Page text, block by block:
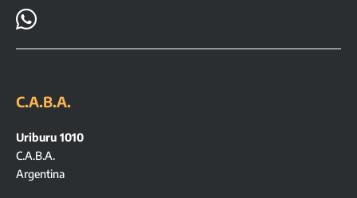

C.A.B.A.
Uriburu 1010
C.A.B.A.
Argentina